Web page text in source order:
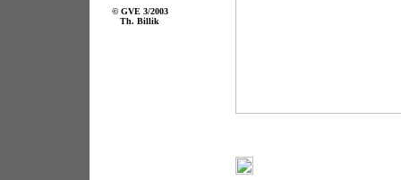
© GVE 3/2003
Th. Billik